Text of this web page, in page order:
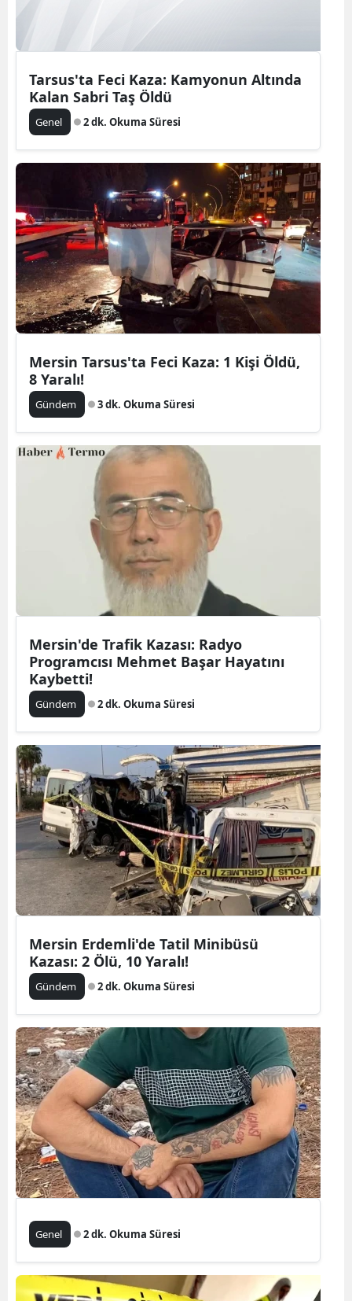
Tarsus'ta Feci Kaza: Kamyonun Altında
Kalan Sabri Taş Öldü
Genel 2 dk. Okuma Süresi
Mersin Tarsus'ta Feci Kaza: 1 Kişi Öldü,
8 Yaralı!
Gündem 3 dk. Okuma Süresi
Mersin'de Trafik Kazası: Radyo
Programcısı Mehmet Başar Hayatını
Kaybetti!
Gündem 2 dk. Okuma Süresi
Mersin Erdemli'de Tatil Minibüsü
Kazası: 2 Ölü, 10 Yaralı!
Gündem 2 dk. Okuma Süresi
Genel 2 dk. Okuma Süresi